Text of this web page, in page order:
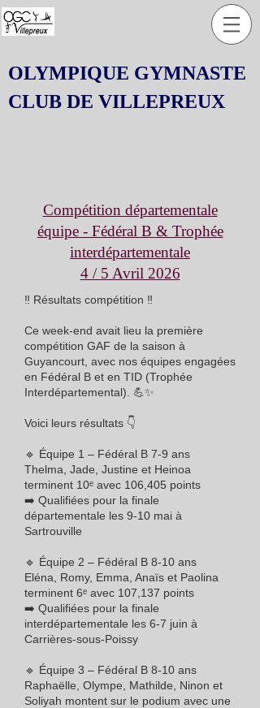
OLYMPIQUE GYMNASTE
CLUB DE VILLEPREUX
Compétition départementale
équipe - Fédéral B & Trophée
interdépartementale
4 / 5 Avril 2026
‼️ Résultats compétition ‼️
Ce week-end avait lieu la première
compétition GAF de la saison à
Guyancourt, avec nos équipes engagées
en Fédéral B et en TID (Trophée
Interdépartemental). 💪✨
Voici leurs résultats 👇
🔹 Équipe 1 – Fédéral B 7-9 ans
Thelma, Jade, Justine et Heinoa
terminent 10ᵉ avec 106,405 points
➡️ Qualifiées pour la finale
départementale les 9-10 mai à
Sartrouville
🔹 Équipe 2 – Fédéral B 8-10 ans
Eléna, Romy, Emma, Anaïs et Paolina
terminent 6ᵉ avec 107,137 points
➡️ Qualifiées pour la finale
interdépartementale les 6-7 juin à
Carrières-sous-Poissy
🔹 Équipe 3 – Fédéral B 8-10 ans
Raphaëlle, Olympe, Mathilde, Ninon et
Soliyah montent sur le podium avec une